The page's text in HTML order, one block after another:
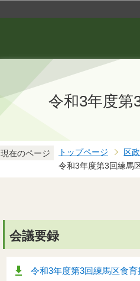
令和3年度第
現在のページ トップページ 区
令和3年度第3回練馬
会議要録
令和3年度第3回練馬区食